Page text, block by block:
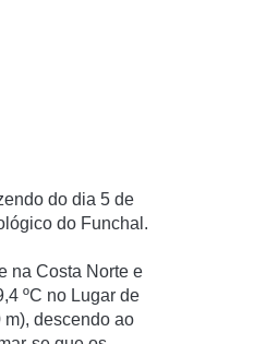
do dia 5 de
do Funchal.
na Costa Norte e
ºC no Lugar de
m), descendo ao